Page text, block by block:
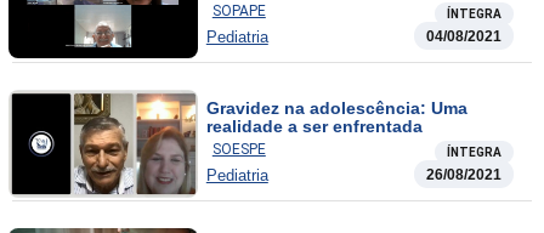
SOPAPE ÍNTEGRA
Pediatria 04/08/2021
Gravidez na adolescência: Uma
realidade a ser enfrentada
SOESPE ÍNTEGRA
Pediatria 26/08/2021